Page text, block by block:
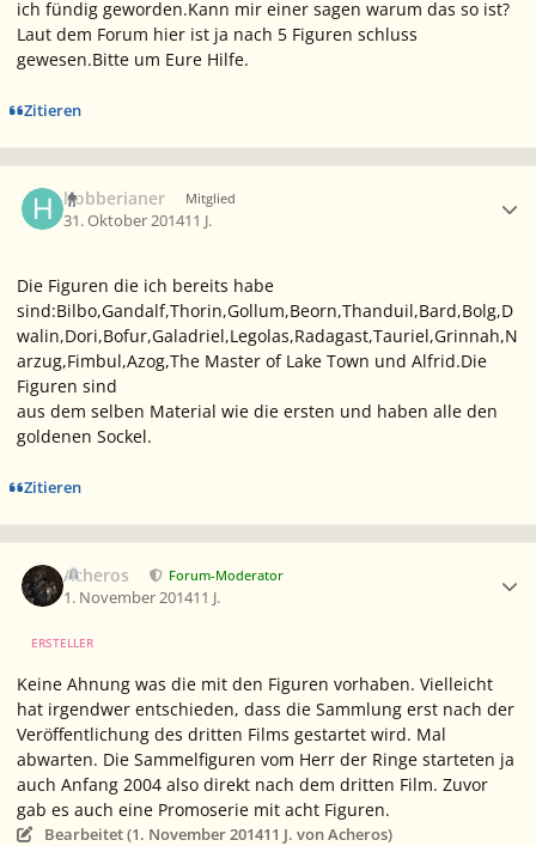
ich fündig geworden.Kann mir einer sagen warum das so ist?
Laut dem Forum hier ist ja nach 5 Figuren schluss
gewesen.Bitte um Eure Hilfe.
Zitieren
hobberianer Mitglied
31. Oktober 201411 J.
Die Figuren die ich bereits habe
sind:Bilbo,Gandalf,Thorin,Gollum,Beorn,Thanduil,Bard,Bolg,D
walin,Dori,Bofur,Galadriel,Legolas,Radagast,Tauriel,Grinnah,N
arzug,Fimbul,Azog,The Master of Lake Town und Alfrid.Die
Figuren sind
aus dem selben Material wie die ersten und haben alle den
goldenen Sockel.
Zitieren
Acheros Forum-Moderator
1. November 201411 J.
ERSTELLER
Keine Ahnung was die mit den Figuren vorhaben. Vielleicht
hat irgendwer entschieden, dass die Sammlung erst nach der
Veröffentlichung des dritten Films gestartet wird. Mal
abwarten. Die Sammelfiguren vom Herr der Ringe starteten ja
auch Anfang 2004 also direkt nach dem dritten Film. Zuvor
gab es auch eine Promoserie mit acht Figuren.
Bearbeitet (1. November 201411 J. von Acheros)